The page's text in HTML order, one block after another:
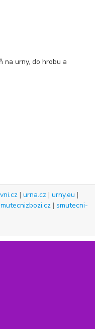
na urny, do hrobu a
|urna.cz |urny.eu |
|smutecni-